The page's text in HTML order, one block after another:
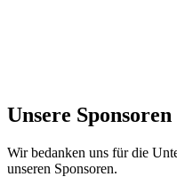
Unsere Sponsoren
Wir bedanken uns für die
unseren Sponsoren.